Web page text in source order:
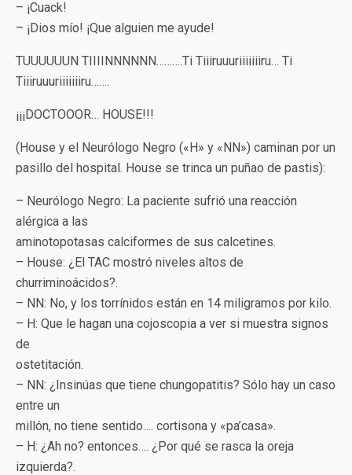
– ¡Cuack!
– ¡Dios mío! ¡Que alguien me ayude!
TUUUUUUN TIIIINNNNNN……….Ti Tiiiruuuriiiiiiiru… Ti
Tiiiruuuriiiiiiiru…….
¡¡¡DOCTOOOR… HOUSE!!!
(House y el Neurólogo Negro («H» y «NN») caminan por un
pasillo del hospital. House se trinca un puñao de pastis):
– Neurólogo Negro: La paciente sufrió una reacción
alérgica a las
aminotopotasas calciformes de sus calcetines.
– House: ¿El TAC mostró niveles altos de
churriminoácidos?.
– NN: No, y los torrínidos están en 14 miligramos por kilo.
– H: Que le hagan una cojoscopia a ver si muestra signos
de
ostetitación.
– NN: ¿Insinúas que tiene chungopatitis? Sólo hay un caso
entre un
millón, no tiene sentido…. cortisona y «pa’casa».
– H: ¿Ah no? entonces…. ¿Por qué se rasca la oreja
izquierda?.